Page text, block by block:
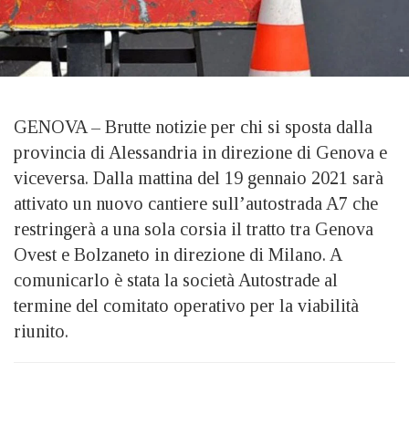
GENOVA – Brutte notizie per chi si sposta dalla
provincia di Alessandria in direzione di Genova e
viceversa. Dalla mattina del 19 gennaio 2021 sarà
attivato un nuovo cantiere sull’autostrada A7 che
restringerà a una sola corsia il tratto tra Genova
Ovest e Bolzaneto in direzione di Milano. A
comunicarlo è stata la società Autostrade al
termine del comitato operativo per la viabilità
riunito.